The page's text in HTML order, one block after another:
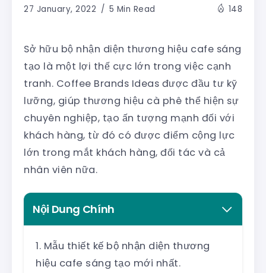
27 January, 2022 5 Min Read 148
Sở hữu bộ nhận diện thương hiệu cafe sáng
tạo là một lợi thế cực lớn trong việc cạnh
tranh. Coffee Brands Ideas được đầu tư kỹ
lưỡng, giúp thương hiệu cà phê thể hiện sự
chuyên nghiệp, tạo ấn tượng mạnh đối với
khách hàng, từ đó có được điểm cộng lực
lớn trong mắt khách hàng, đối tác và cả
nhân viên nữa.
Nội Dung Chính
Mẫu thiết kế bộ nhận diện thương
hiệu cafe sáng tạo mới nhất.